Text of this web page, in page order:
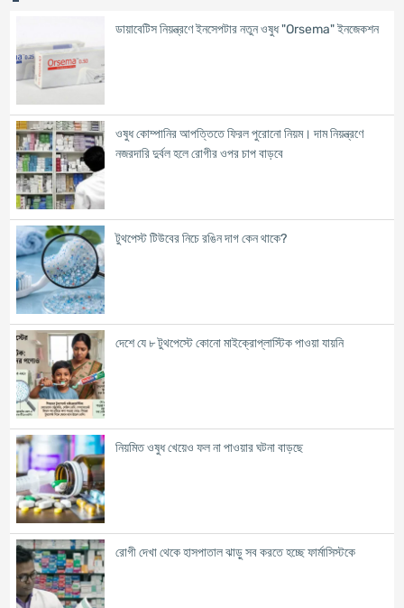
ডায়াবেটিস নিয়ন্ত্রণে ইনসেপটার নতুন ওষুধ "Orsema" ইনজেকশন
ওষুধ কোম্পানির আপত্তিতে ফিরল পুরোনো নিয়ম। দাম নিয়ন্ত্রণে
নজরদারি দুর্বল হলে রোগীর ওপর চাপ বাড়বে
টুথপেস্ট টিউবের নিচে রঙিন দাগ কেন থাকে?
দেশে যে ৮ টুথপেস্টে কোনো মাইক্রোপ্লাস্টিক পাওয়া যায়নি
নিয়মিত ওষুধ খেয়েও ফল না পাওয়ার ঘটনা বাড়ছে
রোগী দেখা থেকে হাসপাতাল ঝাড়ু সব করতে হচ্ছে ফার্মাসিস্টকে